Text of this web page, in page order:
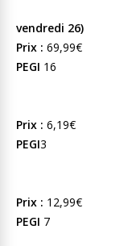
vendredi 26)
Prix : 69,99€
PEGI 16
Prix : 6,19€
PEGI3
Prix : 12,99€
PEGI 7